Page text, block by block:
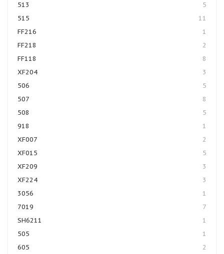
513
5
515
11
FF216
1
FF218
2
FF118
8
XF204
3
506
5
507
8
508
5
918
1
XF007
2
XF015
5
XF209
3
XF224
3
3056
1
7019
7
SH6211
1
505
1
605
2